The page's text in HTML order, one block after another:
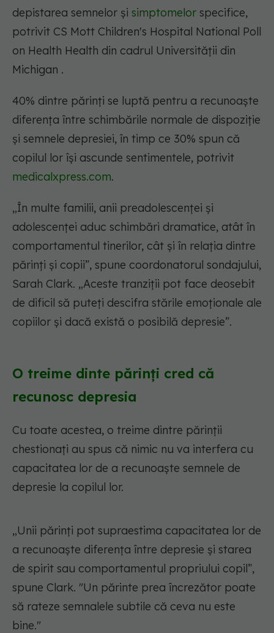
depistarea semnelor și simptomelor specifice,
potrivit CS Mott Children's Hospital National Poll
on Health Health din cadrul Universității din
Michigan .
40% dintre părinți se luptă pentru a recunoaște
diferența între schimbările normale de dispoziție
și semnele depresiei, în timp ce 30% spun că
copilul lor își ascunde sentimentele, potrivit
medicalxpress.com.
„În multe familii, anii preadolescenței și
adolescenței aduc schimbări dramatice, atât în
comportamentul tinerilor, cât și în relația dintre
părinți și copii”, spune coordonatorul sondajului,
Sarah Clark. „Aceste tranziții pot face deosebit
de dificil să puteți descifra stările emoționale ale
copiilor și dacă există o posibilă depresie”.
O treime dinte părinți cred că
recunosc depresia
Cu toate acestea, o treime dintre părinții
chestionați au spus că nimic nu va interfera cu
capacitatea lor de a recunoaște semnele de
depresie la copilul lor.
„Unii părinți pot supraestima capacitatea lor de
a recunoaște diferența între depresie și starea
de spirit sau comportamentul propriului copil”,
spune Clark. "Un părinte prea încrezător poate
să rateze semnalele subtile că ceva nu este
bine."